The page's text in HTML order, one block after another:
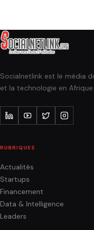
Socialnetlink est le média
et la technologie en Afrique.
RUBRIQUES
Actualités
Startups
Financement
Data & Intelligence
Leaders